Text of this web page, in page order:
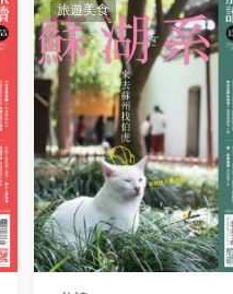
旅遊美食